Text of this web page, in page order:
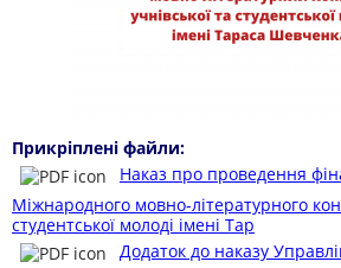
Прикріплені файли:
Наказ про проведення
Міжнародного мовно-літературного
студентської молоді імені Тар
Додаток до наказу